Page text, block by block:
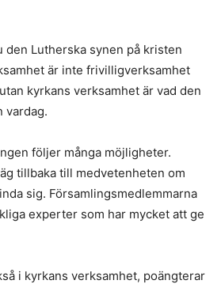
den Lutherska synen på kristen
är inte frivilligverksamhet
kyrkans verksamhet är vad den
vardag.
följer många möjligheter.
tillbaka till medvetenheten om
sig. Församlingsmedlemmarna
experter som har mycket att ge
i kyrkans verksamhet, poängterar